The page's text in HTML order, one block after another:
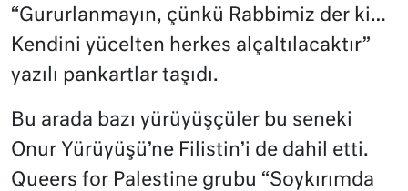
“Gururlanmayın, çünkü Rabbimiz der ki…
Kendini yücelten herkes alçaltılacaktır”
yazılı pankartlar taşıdı.
Bu arada bazı yürüyüşçüler bu seneki
Onur Yürüyüşü’ne Filistin’i de dahil etti.
Queers for Palestine grubu “Soykırımda